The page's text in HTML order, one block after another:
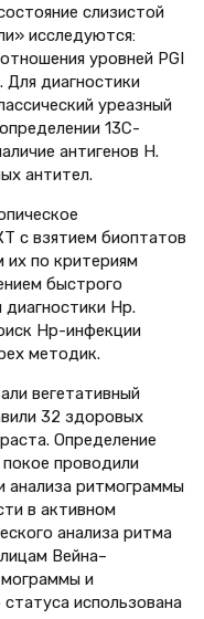
слизистой
исследуются:
уровней PGI
Для диагностики
уреазный
13С-
антигенов H.
антител.
с взятием биоптатов
их по критериям
быстрого
диагностики Нр.
Нр-инфекции
методик.
вегетативный
32 здоровых
Определение
покое проводили
анализа ритмограммы
в активном
анализа ритма
Вейна–
и
использована